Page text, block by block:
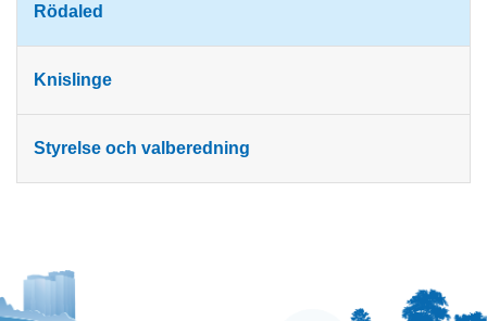
Rödaled
Knislinge
Styrelse och valberedning